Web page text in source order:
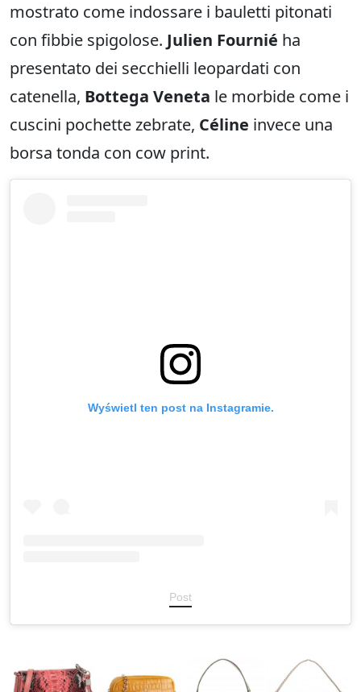
mostrato come indossare i bauletti pitonati
con fibbie spigolose. Julien Fournié ha
presentato dei secchielli leopardati con
catenella, Bottega Veneta le morbide come i
cuscini pochette zebrate, Céline invece una
borsa tonda con cow print.
Wyświetl ten post na Instagramie.
Post